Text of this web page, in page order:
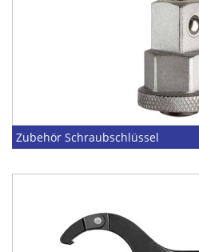
Zubehör Schraubschlüssel